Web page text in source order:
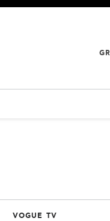
VOGUE TV